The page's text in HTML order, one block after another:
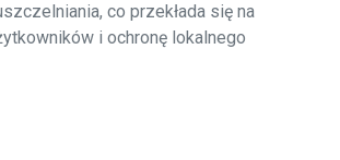
co przekłada się na
i ochronę lokalnego